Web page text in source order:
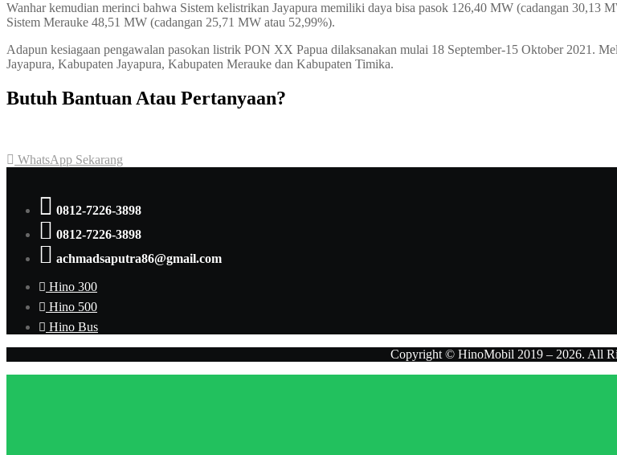
Wanhar kemudian merinci bahwa Sistem kelistrikan Jayapura memiliki daya bisa pasok 126,40 MW (cadangan 30,13
Sistem Merauke 48,51 MW (cadangan 25,71 MW atau 52,99%).
Adapun kesiagaan pengawalan pasokan listrik PON XX Papua dilaksanakan mulai 18 September-15 Oktober 2021.
Jayapura, Kabupaten Jayapura, Kabupaten Merauke dan Kabupaten Timika.
Butuh Bantuan Atau Pertanyaan?
WhatsApp Sekarang
0812-7226-3898
0812-7226-3898
achmadsaputra86@gmail.com
Hino 300
Hino 500
Hino Bus
Copyright © HinoMobil 2019 – 2026. All